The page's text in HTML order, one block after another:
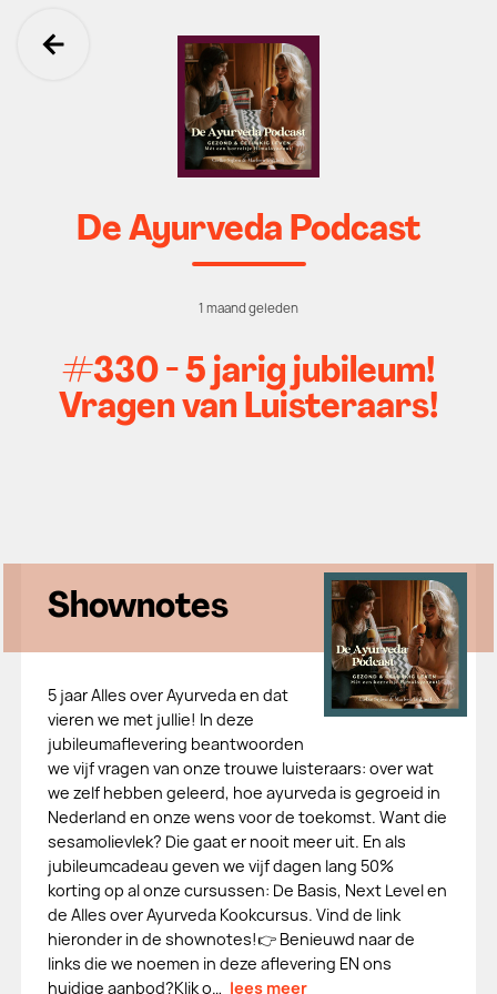
Ga terug
De Ayurveda Podcast
1 maand geleden
#330 - 5 jarig jubileum!
Vragen van Luisteraars!
Shownotes
5 jaar Alles over Ayurveda en dat
vieren we met jullie! In deze
jubileumaflevering beantwoorden
we vijf vragen van onze trouwe luisteraars: over wat
we zelf hebben geleerd, hoe ayurveda is gegroeid in
Nederland en onze wens voor de toekomst. Want die
sesamolievlek? Die gaat er nooit meer uit. En als
jubileumcadeau geven we vijf dagen lang 50%
korting op al onze cursussen: De Basis, Next Level en
de Alles over Ayurveda Kookcursus. Vind de link
hieronder in de shownotes!👉 Benieuwd naar de
links die we noemen in deze aflevering EN ons
huidige aanbod?Klik o… lees meer